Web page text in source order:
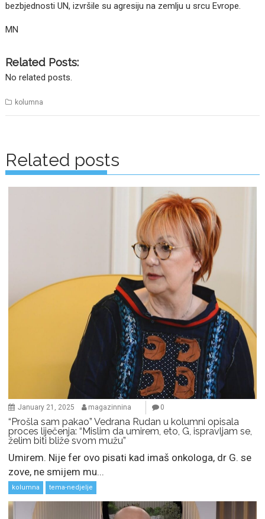
bezbjednosti UN, izvršile su agresiju na zemlju u srcu Evrope.
MN
Related Posts:
No related posts.
kolumna
navigation
Related posts
January 21, 2025 magazinnina 0
“Prošla sam pakao” Vedrana Rudan u kolumni opisala
proces liječenja: “Mislim da umirem, eto, G, ispravljam se,
želim biti bliže svom mužu”
Umirem. Nije fer ovo pisati kad imaš onkologa, dr G. se
zove, ne smijem mu...
kolumna tema-nedjelje